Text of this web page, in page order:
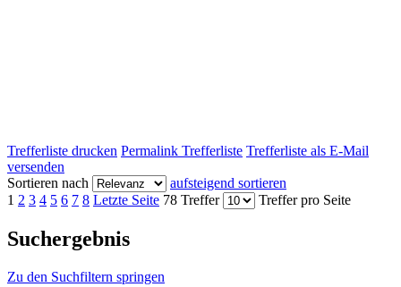
Trefferliste drucken Permalink Trefferliste Trefferliste als E-Mail
versenden
Sortieren nach
aufsteigend sortieren
1 2 3 4 5 6 7 8 Letzte Seite 78 Treffer Treffer pro Seite
Suchergebnis
Zu den Suchfiltern springen